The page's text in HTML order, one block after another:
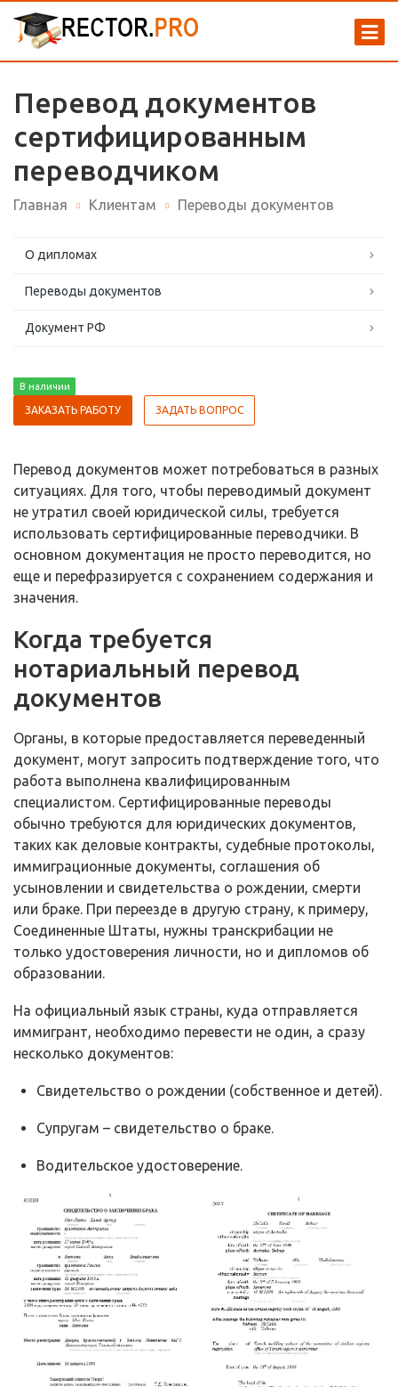
Перевод документов
сертифицированным
переводчиком
Главная Клиентам Переводы документов
О дипломах
Переводы документов
Документ РФ
В наличии
ЗАКАЗАТЬ РАБОТУ ЗАДАТЬ ВОПРОС
Перевод документов может потребоваться в разных
ситуациях. Для того, чтобы переводимый документ
не утратил своей юридической силы, требуется
использовать сертифицированные переводчики. В
основном документация не просто переводится, но
еще и перефразируется с сохранением содержания и
значения.
Когда требуется
нотариальный перевод
документов
Органы, в которые предоставляется переведенный
документ, могут запросить подтверждение того, что
работа выполнена квалифицированным
специалистом. Сертифицированные переводы
обычно требуются для юридических документов,
таких как деловые контракты, судебные протоколы,
иммиграционные документы, соглашения об
усыновлении и свидетельства о рождении, смерти
или браке. При переезде в другую страну, к примеру,
Соединенные Штаты, нужны транскрибации не
только удостоверения личности, но и дипломов об
образовании.
На официальный язык страны, куда отправляется
иммигрант, необходимо перевести не один, а сразу
несколько документов:
Свидетельство о рождении (собственное и детей).
Супругам – свидетельство о браке.
Водительское удостоверение.